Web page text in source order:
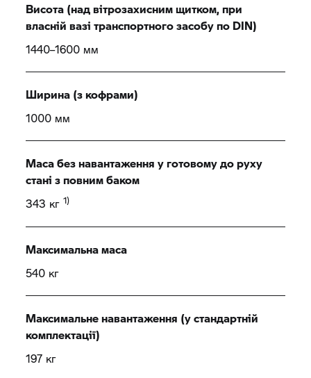
Висота (над вітрозахисним щитком, при
власній вазі транспортного засобу по DIN)
1440–1600 мм
Ширина (з кофрами)
1000 мм
Маса без навантаження у готовому до руху
стані з повним баком
343 кг 1)
Максимальна маса
540 кг
Максимальне навантаження (у стандартній
комплектації)
197 кг